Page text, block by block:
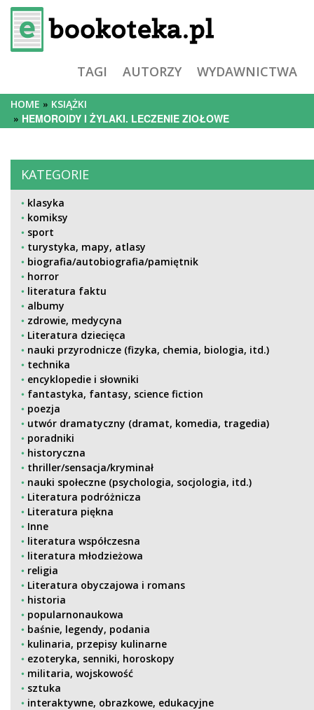
TAGI AUTORZY WYDAWNICTWA
HOME KSIĄŻKI
HEMOROIDY I ŻYLAKI. LECZENIE ZIOŁOWE
KATEGORIE
klasyka
komiksy
sport
turystyka, mapy, atlasy
biografia/autobiografia/pamiętnik
horror
literatura faktu
albumy
zdrowie, medycyna
Literatura dziecięca
nauki przyrodnicze (fizyka, chemia, biologia, itd.)
technika
encyklopedie i słowniki
fantastyka, fantasy, science fiction
poezja
utwór dramatyczny (dramat, komedia, tragedia)
poradniki
historyczna
thriller/sensacja/kryminał
nauki społeczne (psychologia, socjologia, itd.)
Literatura podróżnicza
Literatura piękna
Inne
literatura współczesna
literatura młodzieżowa
religia
Literatura obyczajowa i romans
historia
popularnonaukowa
baśnie, legendy, podania
kulinaria, przepisy kulinarne
ezoteryka, senniki, horoskopy
militaria, wojskowość
sztuka
interaktywne, obrazkowe, edukacyjne